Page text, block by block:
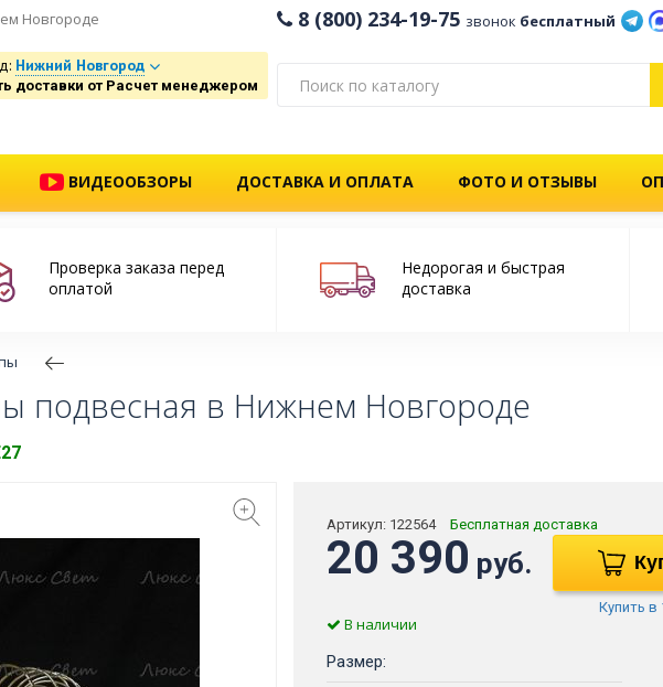
Новгороде 8 (800) 234-19-75 звонок бесплатный
Нижний Новгород
доставки от Расчет менеджером
ВИДЕООБЗОРЫ ДОСТАВКА И ОПЛАТА ФОТО И ОТЗЫВЫ
Проверка заказа перед
оплатой
Недорогая и быстрая
доставка
подвесная в Нижнем Новгороде
Артикул: 122564 Бесплатная доставка
20 390 руб.
Купить в
В наличии
Размер: